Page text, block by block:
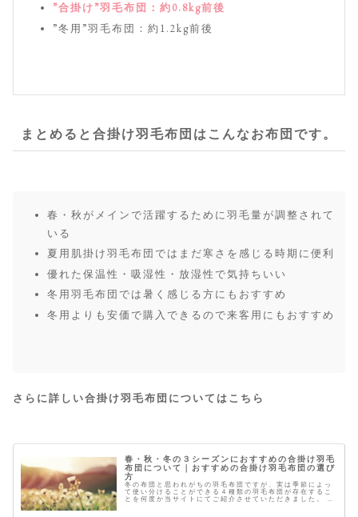
”合掛け”羽毛布団：約0.8kg前後
”冬用”羽毛布団：約1.2kg前後
まとめると合掛け羽毛布団はこんなお布団です。
春・秋がメインで活躍するために羽毛量が調整されて
いる
夏用肌掛け羽毛布団ではまだ寒さを感じる時期に便利
優れた保温性・吸湿性・放湿性で気持ちいい
冬用羽毛布団では暑く感じる方にもおすすめ
冬用よりも安価で購入できるので来客用にもおすすめ
さらに詳しい合掛け羽毛布団についてはこちら
春・秋・冬の３シーズンにおすすめの合掛け羽毛
布団について｜おすすめの合掛け羽毛布団の選び
方
冬の布団と思われがちの羽毛布団ですが、実は季節によっ
て使い分けることができる４種類の羽毛布団が存在するこ
とを何度か当サイトにてご紹介させていただきました。 ４